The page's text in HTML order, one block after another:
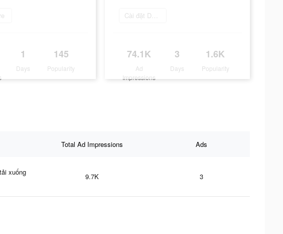
1
Days
145
Popularity
Cài đặt Doomsday War
74.1K
Ad
Impressions
3
Days
1.6K
Popularity
Total Ad Impressions Ads
xuống
9.7K 3